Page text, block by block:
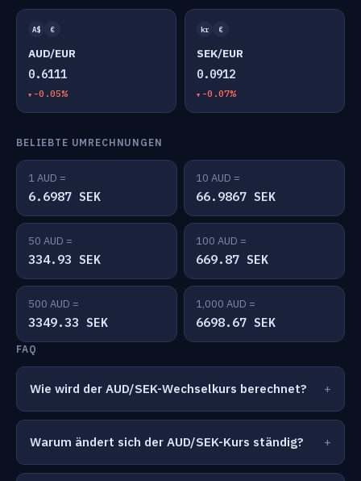
A$ €
AUD/EUR
0.6111
-0.05%
kr €
SEK/EUR
0.0912
-0.07%
BELIEBTE UMRECHNUNGEN
1 AUD =
6.6987 SEK
10 AUD =
66.9867 SEK
50 AUD =
334.93 SEK
100 AUD =
669.87 SEK
500 AUD =
3349.33 SEK
1,000 AUD =
6698.67 SEK
FAQ
Wie wird der AUD/SEK-Wechselkurs berechnet?
Warum ändert sich der AUD/SEK-Kurs ständig?